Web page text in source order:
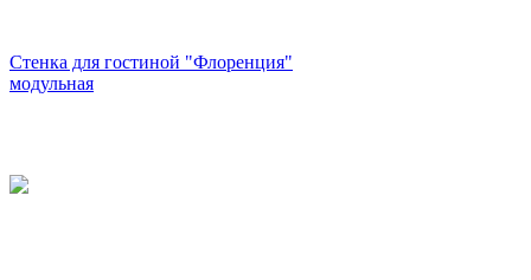
Стенка для гостиной "Флоренция"
модульная